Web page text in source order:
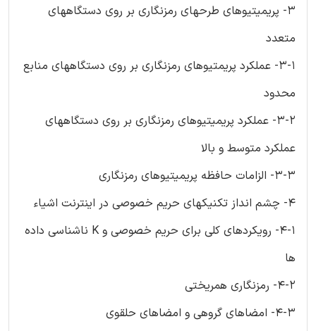
3- پریمیتیوهای طرحهای رمزنگاری بر روی دستگاههای
متعدد
3-1- عملکرد پریمتیوهای رمزنگاری بر روی دستگاههای منابع
محدود
3-2- عملکرد پریمیتیوهای رمزنگاری بر روی دستگاههای
عملکرد متوسط و بالا
3-3- الزامات حافظه پریمیتیوهای رمزنگاری
4- چشم انداز تکنیکهای حریم خصوصی در اینترنت اشیاء
4-1- رویکردهای کلی برای حریم خصوصی و K ناشناسی داده
ها
4-2- رمزنگاری همریختی
4-3- امضاهای گروهی و امضاهای حلقوی